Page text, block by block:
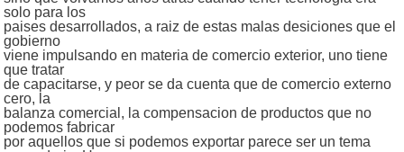
solo para los
paises desarrollados, a raiz de estas malas desiciones que el
gobierno
viene impulsando en materia de comercio exterior, uno tiene
que tratar
de capacitarse, y peor se da cuenta que de comercio externo
cero, la
balanza comercial, la compensacion de productos que no
podemos fabricar
por aquellos que si podemos exportar parece ser un tema